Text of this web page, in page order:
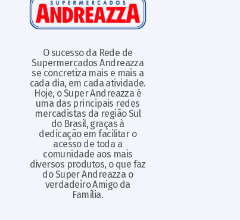
O sucesso da Rede de
Supermercados Andreazza
se concretiza mais e mais a
cada dia, em cada atividade.
Hoje, o Super Andreazza é
uma das principais redes
mercadistas da região Sul
do Brasil, graças à
dedicação em facilitar o
acesso de toda a
comunidade aos mais
diversos produtos, o que faz
do Super Andreazza o
verdadeiro Amigo da
Família.